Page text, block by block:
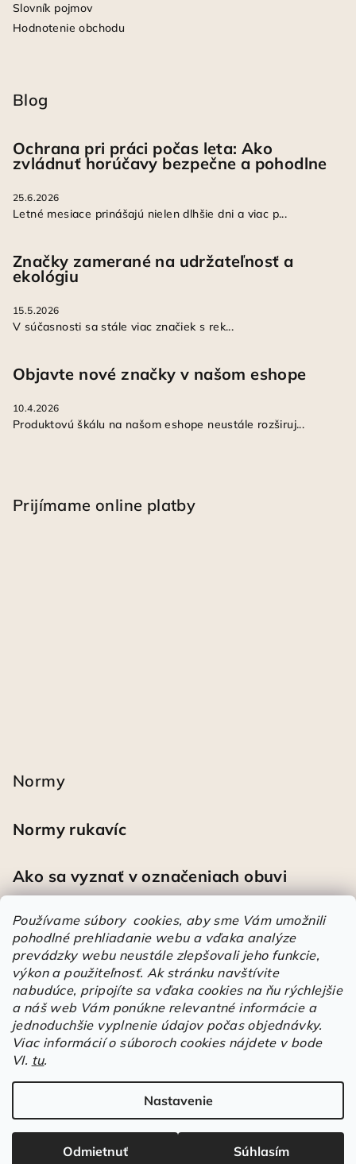
Používame súbory cookies, aby sme Vám umožnili
pohodlné prehliadanie webu a vďaka analýze
prevádzky webu neustále zlepšovali jeho funkcie,
výkon a použiteľnosť. Ak stránku navštívite
nabudúce, pripojíte sa vďaka cookies na ňu rýchlejšie
a náš web Vám ponúkne relevantné informácie a
jednoduchšie vyplnenie údajov počas objednávky.
Viac informácií o súboroch cookies nájdete v bode
VI. tu.
Nastavenie
Odmietnuť Súhlasím
Slovník pojmov
Hodnotenie obchodu
Blog
Ochrana pri práci počas leta: Ako
zvládnuť horúčavy bezpečne a pohodlne
25.6.2026
Letné mesiace prinášajú nielen dlhšie dni a viac p...
Značky zamerané na udržateľnosť a
ekológiu
15.5.2026
V súčasnosti sa stále viac značiek s rek...
Objavte nové značky v našom eshope
10.4.2026
Produktovú škálu na našom eshope neustále rozširuj...
Prijímame online platby
Normy
Normy rukavíc
Ako sa vyznať v označeniach obuvi
Heureka
Športové pracovné poltopánky PRESTIGE CLASSIC biele
Hodnotenie produktu je 5 z 5 hviezdičiek.
| Mária
Á
u
e
r
Elstrote®. Všetky práva vyhradené.
nastavenie cookies